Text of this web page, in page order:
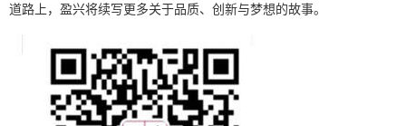
道路上，盈兴将续写更多关于品质、创新与梦想的故事。